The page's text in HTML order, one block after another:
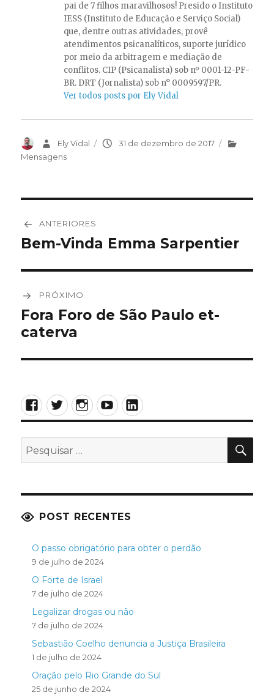
pai de 7 filhos maravilhosos! Presido o Instituto
IESS (Instituto de Educação e Serviço Social)
que, dentre outras atividades, provê
atendimentos psicanalíticos, suporte jurídico
por meio da arbitragem e mediação de
conflitos. CIP (Psicanalista) sob nº 0001-12-PF-
BR. DRT (Jornalista) sob n° 0009597/PR.
Ver todos posts por Ely Vidal
AutorEly Vidal
Publicado
31 de dezembro de 2017
Categorias
Mensagens
de
ANTERIORES
Post
Bem-Vinda Emma Sarpentier
PRÓXIMO
Próximo
post:
Fora Foro de São Paulo et-
caterva
Facebook
TwitterInstagram
YouTubeLinkedIn
Pesquisar
POST RECENTES
O passo obrigatório para obter o perdão
9 de julho de 2024
O Forte de Israel
7 de julho de 2024
Legalizar drogas ou não
7 de julho de 2024
Sebastião Coelho denuncia a Justiça Brasileira
1 de julho de 2024
Oração pelo Rio Grande do Sul
25 de junho de 2024